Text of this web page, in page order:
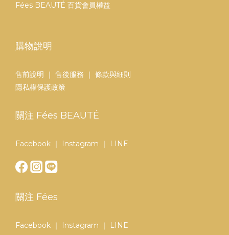
Fées BEAUTÉ 百貨會員權益
購物說明
售前說明 ｜ 售後服務 ｜ 條款與細則
隱私權保護政策
關注 Fées BEAUTÉ
Facebook ｜ Instagram ｜ LINE
關注 Fées
Facebook ｜ Instagram ｜ LINE